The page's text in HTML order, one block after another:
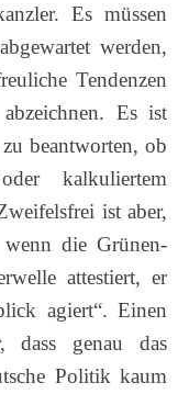
Es müssen
werden,
Tendenzen
Es ist
beantworten, ob
kalkuliertem
ist aber,
die Grünen-
attestiert, er
agiert“. Einen
dass genau das
Politik kaum